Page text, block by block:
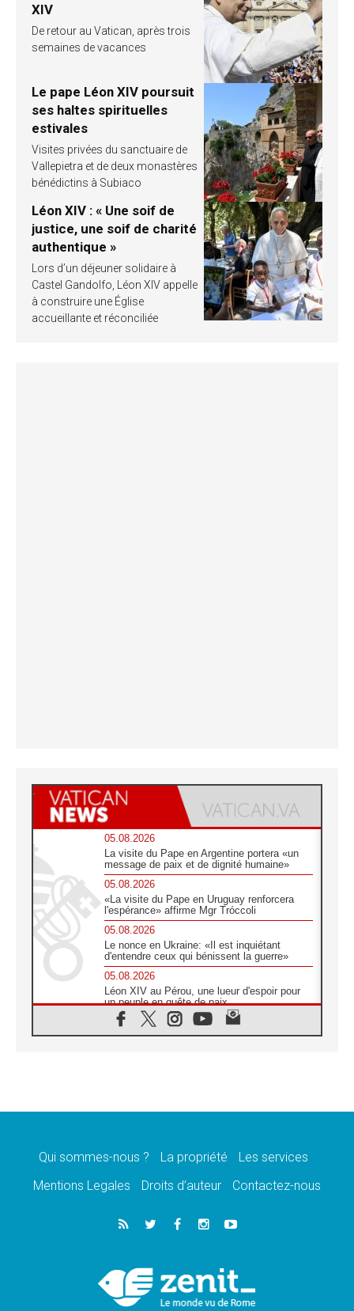
XIV
De retour au Vatican, après trois
semaines de vacances
Le pape Léon XIV poursuit
ses haltes spirituelles
estivales
Visites privées du sanctuaire de
Vallepietra et de deux monastères
bénédictins à Subiaco
Léon XIV : « Une soif de
justice, une soif de charité
authentique »
Lors d’un déjeuner solidaire à
Castel Gandolfo, Léon XIV appelle
à construire une Église
accueillante et réconciliée
05.08.2026
La visite du Pape en Argentine portera «un
message de paix et de dignité humaine»
05.08.2026
«La visite du Pape en Uruguay renforcera
l'espérance» affirme Mgr Tróccoli
05.08.2026
Le nonce en Ukraine: «Il est inquiétant
d'entendre ceux qui bénissent la guerre»
05.08.2026
Léon XIV au Pérou, une lueur d'espoir pour
un peuple en quête de paix
05.08.2026
SCEAM: L'Église en Afrique vers
en Argentine et au Pérou
Audience générale: la prière est un acte
04.08.2026
Léon XIV invite les Chevaliers de Colomb à
Au Nigéria, attaques d'église, meurtre et
enlèvements de religieux suscitent l'émotion
Qui sommes-nous ? La propriété
Les services
Mentions Legales
Droits d’auteur Contactez-nous